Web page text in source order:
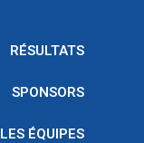
RÉSULTATS
SPONSORS
LES ÉQUIPES